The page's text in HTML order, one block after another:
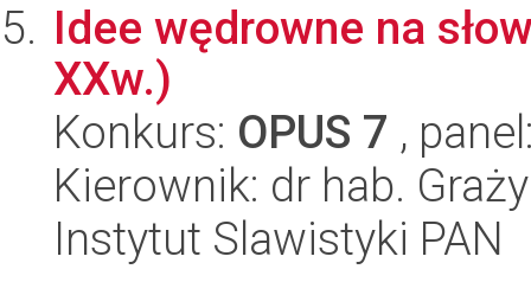
Idee wędrowne na
XXw.)
Konkurs: OPUS 7 ,
Kierownik: dr hab.
Instytut Slawistyki PAN